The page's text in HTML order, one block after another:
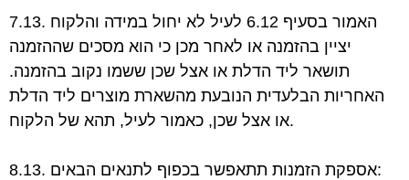
7.13. האמור בסעיף 6.12 לעיל לא יחול במידה והלקוח
יציין בהזמנה או לאחר מכן כי הוא מסכים שההזמנה
תושאר ליד הדלת או אצל שכן ששמו נקוב בהזמנה.
האחריות הבלעדית הנובעת מהשארת מוצרים ליד הדלת
או אצל שכן, כאמור לעיל, תהא של הלקוח.
8.13. אספקת הזמנות תתאפשר בכפוף לתנאים הבאים: